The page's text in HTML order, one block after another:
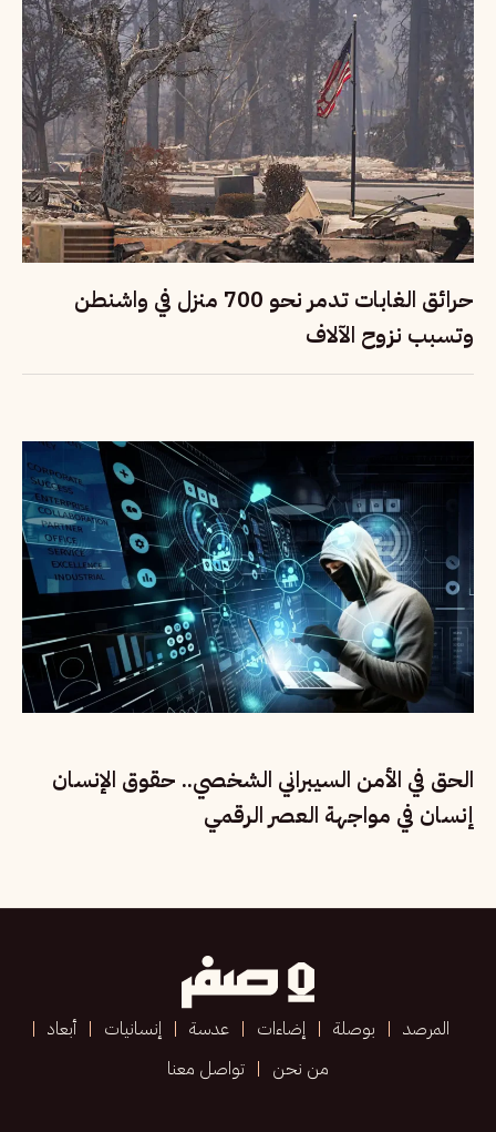
حرائق الغابات تدمر نحو 700 منزل في واشنطن
وتسبب نزوح الآلاف
الحق في الأمن السيبراني الشخصي.. حقوق الإنسان
إنسان في مواجهة العصر الرقمي
المرصد بوصلة إضاءات عدسة إنسانيات
أبعاد
من نحن
تواصل معنا